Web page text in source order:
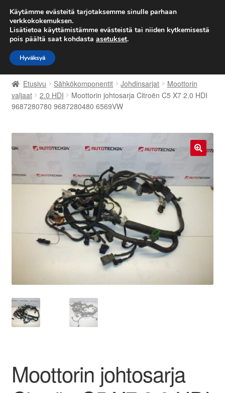
TOIMITUS alkaen 7 EUR
Siirry
navigointiin
Siirry
sisältöön
Etusivu
Kärry
Kuljetus
Maailmanlaajuinen toimitus
Tarkista
Valitukset
Etusivu Sähkökomponentit Johdinsarjat
Moottorin
valjaat
2.0 HDI
Moottorin johtosarja Citroën C5 X7 2.0 HDI
9687280780 9687280480 6569VW
Moottorin johtosarja
Käytämme evästeitä tarjotaksemme sinulle parhaan
verkkokokemuksen.
Lisätietoa käyttämistämme evästeistä tai niiden kytkemisestä
pois päältä saat kohdasta asetukset.
Hyväksyä